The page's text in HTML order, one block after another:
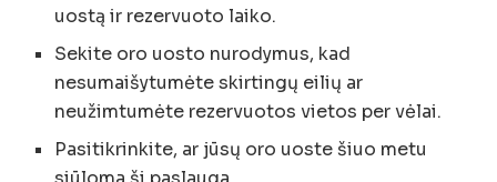
uostą ir rezervuoto laiko.
Sekite oro uosto nurodymus, kad
nesumaišytumėte skirtingų eilių ar
neužimtumėte rezervuotos vietos per vėlai.
Pasitikrinkite, ar jūsų oro uoste šiuo metu